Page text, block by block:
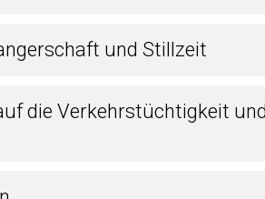
und Stillzeit
die Verkehrstüchtigkeit